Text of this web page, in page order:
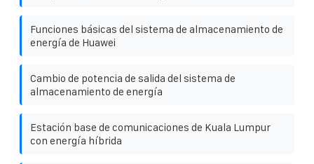
Funciones básicas del sistema de almacenamiento de
energía de Huawei
Cambio de potencia de salida del sistema de
almacenamiento de energía
Estación base de comunicaciones de Kuala Lumpur
con energía híbrida